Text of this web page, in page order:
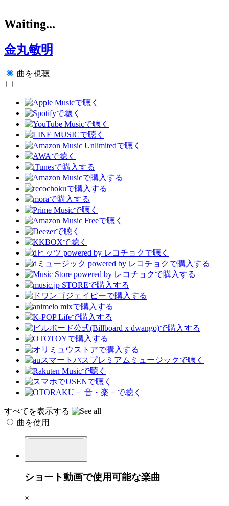
Waiting...
金丸敏明
曲を視聴
すべてを表示する
曲を使用
ショート動画で使用可能な楽曲
×